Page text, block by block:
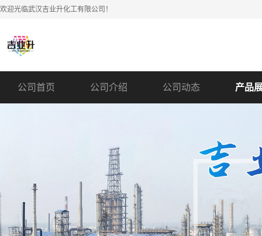
欢迎光临武汉吉业升化工有限公司！
公司首页 公司介绍 公司动态 产品